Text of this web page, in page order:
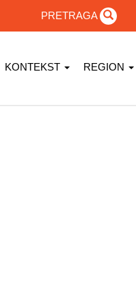
PRETRAGA
KONTEKST REGION